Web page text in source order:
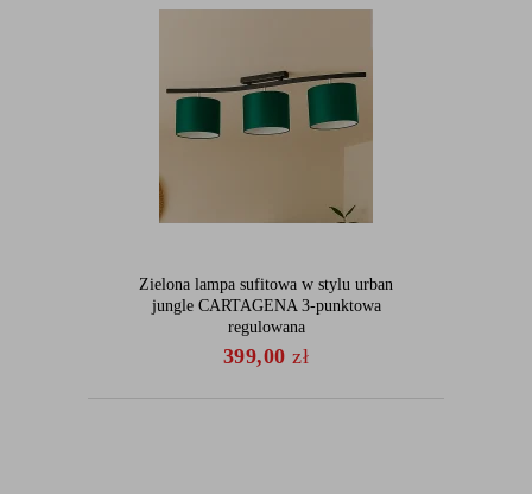
Zielona lampa sufitowa w stylu urban
jungle CARTAGENA 3-punktowa
regulowana
399,00zł